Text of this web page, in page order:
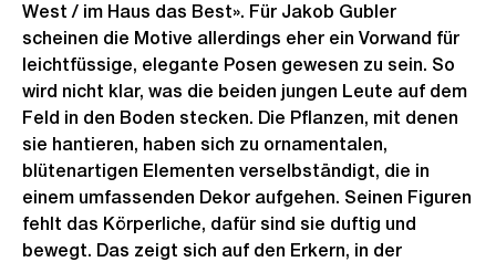
West / im Haus das Best». Für Jakob Gubler
scheinen die Motive allerdings eher ein Vorwand für
leichtfüssige, elegante Posen gewesen zu sein. So
wird nicht klar, was die beiden jungen Leute auf dem
Feld in den Boden stecken. Die Pflanzen, mit denen
sie hantieren, haben sich zu ornamentalen,
blütenartigen Elementen verselbständigt, die in
einem umfassenden Dekor aufgehen. Seinen Figuren
fehlt das Körperliche, dafür sind sie duftig und
bewegt. Das zeigt sich auf den Erkern, in der